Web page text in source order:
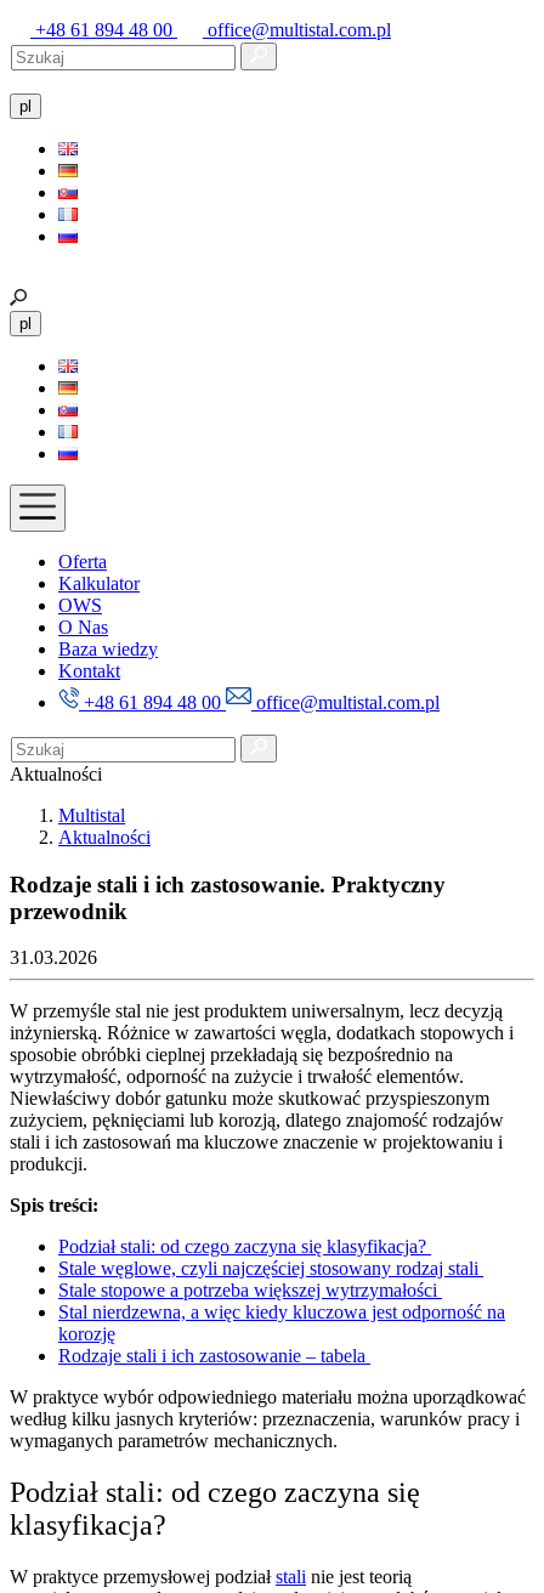
+48 61 894 48 00 office@multistal.com.pl
pl
pl
Oferta
Kalkulator
OWS
O Nas
Baza wiedzy
Kontakt
+48 61 894 48 00
office@multistal.com.pl
Aktualności
Multistal
Aktualności
Rodzaje stali i ich zastosowanie. Praktyczny
przewodnik
31.03.2026
W przemyśle stal nie jest produktem uniwersalnym, lecz decyzją
inżynierską. Różnice w zawartości węgla, dodatkach stopowych i
sposobie obróbki cieplnej przekładają się bezpośrednio na
wytrzymałość, odporność na zużycie i trwałość elementów.
Niewłaściwy dobór gatunku może skutkować przyspieszonym
zużyciem, pęknięciami lub korozją, dlatego znajomość rodzajów
stali i ich zastosowań ma kluczowe znaczenie w projektowaniu i
produkcji.
Spis treści:
Podział stali: od czego zaczyna się klasyfikacja?
Stale węglowe, czyli najczęściej stosowany rodzaj stali
Stale stopowe a potrzeba większej wytrzymałości
Stal nierdzewna, a więc kiedy kluczowa jest odporność na
korozję
Rodzaje stali i ich zastosowanie – tabela
W praktyce wybór odpowiedniego materiału można uporządkować
według kilku jasnych kryteriów: przeznaczenia, warunków pracy i
wymaganych parametrów mechanicznych.
Podział stali: od czego zaczyna się
klasyfikacja?
W praktyce przemysłowej podziałstali nie jest teorią